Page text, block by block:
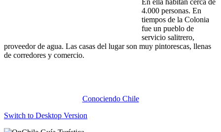
En ella habitan cerca de
4.000 personas. En
tiempos de la Colonia
fue un pueblo de
servicio salitrero,
proveedor de agua. Las casas del lugar son muy pintorescas, llenas
de corredores y comercio.
Conociendo Chile
Switch to Desktop Version